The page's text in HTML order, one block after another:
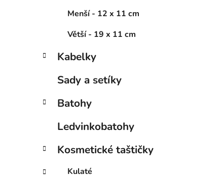
Menší - 12 x 11 cm
Větší - 19 x 11 cm
Kabelky
Sady a setíky
Batohy
Ledvinkobatohy
Kosmetické taštičky
Kulaté